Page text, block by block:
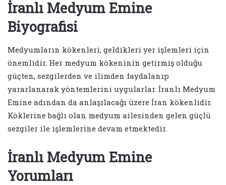
İranlı Medyum Emine
Biyografisi
Medyumların kökenleri, geldikleri yer işlemleri için
önemlidir. Her medyum kökeninin getirmiş olduğu
güçten, sezgilerden ve ilimden faydalanıp
yararlanarak yöntemlerini uygularlar. İranlı Medyum
Emine adından da anlaşılacağı üzere İran kökenlidir.
Köklerine bağlı olan medyum ailesinden gelen güçlü
sezgiler ile işlemlerine devam etmektedir.
İranlı Medyum Emine
Yorumları